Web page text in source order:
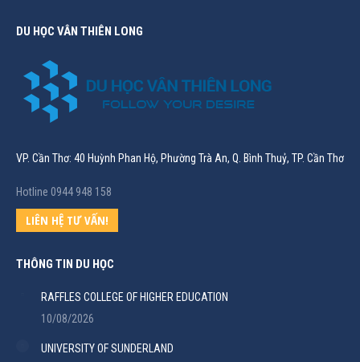
DU HỌC VÂN THIÊN LONG
VP. Cần Thơ: 40 Huỳnh Phan Hộ, Phường Trà An, Q. Bình Thuỷ, TP. Cần Thơ
Hotline 0944 948 158
LIÊN HỆ TƯ VẤN!
THÔNG TIN DU HỌC
RAFFLES COLLEGE OF HIGHER EDUCATION
10/08/2026
UNIVERSITY OF SUNDERLAND